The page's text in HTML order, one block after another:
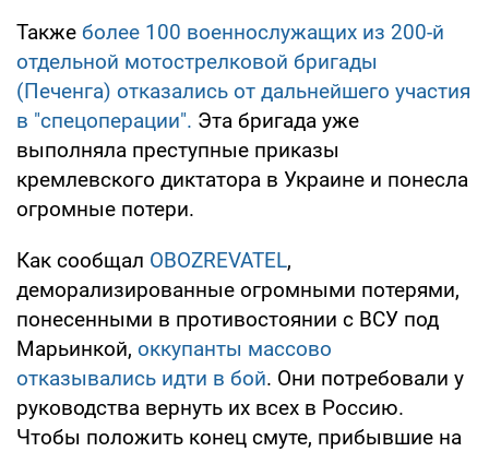
Также более 100 военнослужащих из 200-й
отдельной мотострелковой бригады
(Печенга) отказались от дальнейшего участия
в "спецоперации". Эта бригада уже
выполняла преступные приказы
кремлевского диктатора в Украине и понесла
огромные потери.
Как сообщал OBOZREVATEL,
деморализированные огромными потерями,
понесенными в противостоянии с ВСУ под
Марьинкой, оккупанты массово
отказывались идти в бой. Они потребовали у
руководства вернуть их всех в Россию.
Чтобы положить конец смуте, прибывшие на